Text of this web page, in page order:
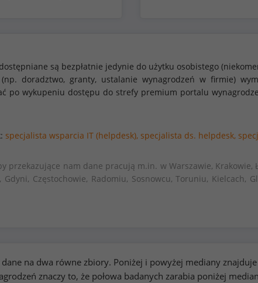
są bezpłatnie jedynie do użytku osobistego
doradztwo, granty, ustalanie wynagrodzeń w firmie)
po wykupeniu dostępu do strefy premium portalu
specjalista wsparcia IT (helpdesk), specjalista ds. helpdesk,
przekazujące nam dane pracują m.in. w Warszawie, Krakowie,
Gdyni, Częstochowie, Radomiu, Sosnowcu, Toruniu, Kielcach,
na dwa równe zbiory. Poniżej i powyżej mediany
znaczy to, że połowa badanych zarabia poniżej